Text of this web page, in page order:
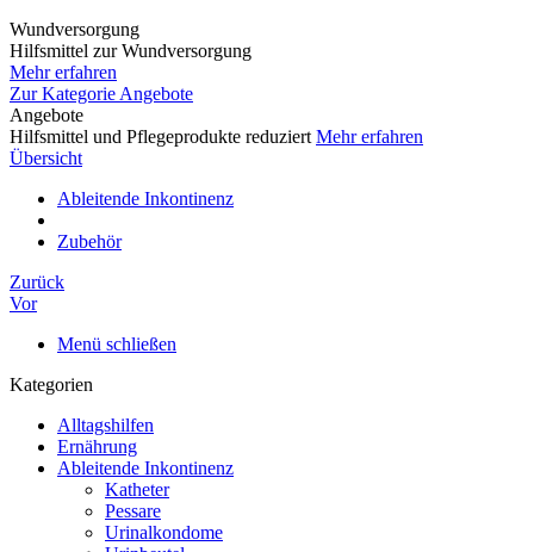
Wundversorgung
Hilfsmittel zur Wundversorgung
Mehr erfahren
Zur Kategorie Angebote
Angebote
Hilfsmittel und Pflegeprodukte reduziert Mehr erfahren
Übersicht
Ableitende Inkontinenz
Zubehör
Zurück
Vor
Menü schließen
Kategorien
Alltagshilfen
Ernährung
Ableitende Inkontinenz
Katheter
Pessare
Urinalkondome